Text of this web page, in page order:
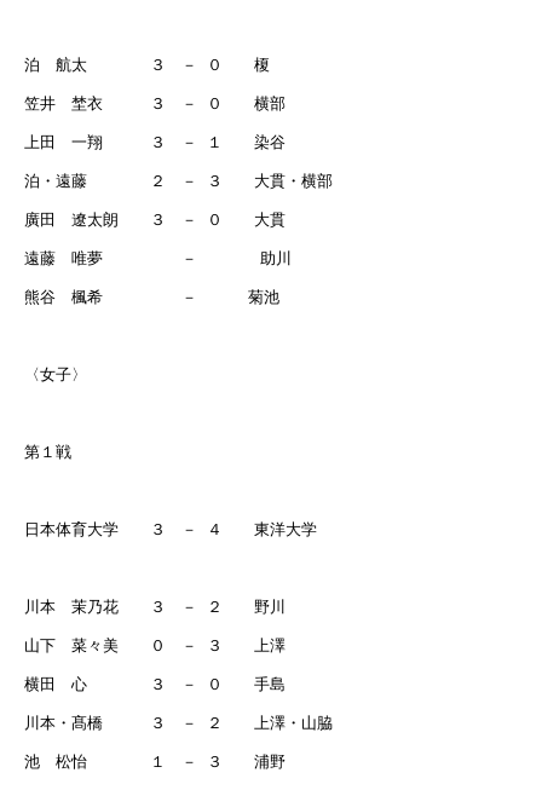
泊 航太 ３ － ０ 榎
笠井 埜衣 ３ － ０ 横部
上田 一翔 ３ － １ 染谷
泊・遠藤 ２ － ３ 大貫・横部
廣田 遼太朗 ３ － ０ 大貫
遠藤 唯夢 － 助川
熊谷 楓希 － 菊池
〈女子〉
第１戦
日本体育大学 ３ － ４ 東洋大学
川本 茉乃花 ３ － ２ 野川
山下 菜々美 ０ － ３ 上澤
横田 心 ３ － ０ 手島
川本・髙橋 ３ － ２ 上澤・山脇
池 松怡 １ － ３ 浦野